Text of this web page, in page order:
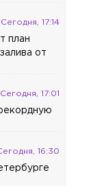
Сегодня, 17:14
план
от
Сегодня, 17:01
16:30